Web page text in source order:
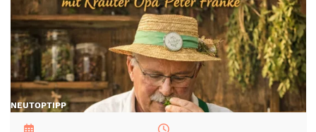
NEUTOPTIPP